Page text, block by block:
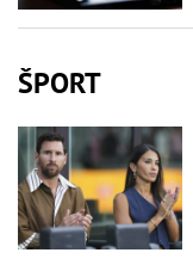
ŠPORT